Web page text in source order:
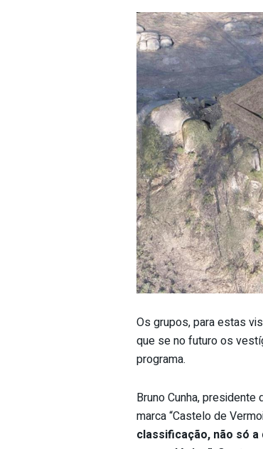
Os grupos, para estas
que se no futuro os
programa.
Bruno Cunha,
marca “Castelo de
classificação, não só